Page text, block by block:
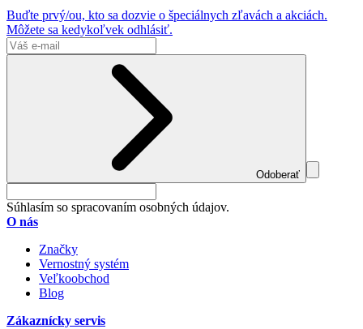
Buďte prvý/ou, kto sa dozvie o špeciálnych zľavách a akciách.
Môžete sa kedykoľvek odhlásiť.
Odoberať
Súhlasím so spracovaním osobných údajov.
O nás
Značky
Vernostný systém
Veľkoobchod
Blog
Zákaznícky servis